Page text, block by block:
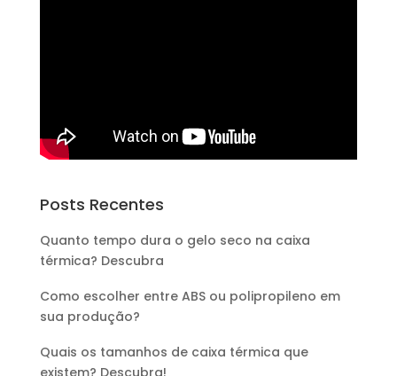
Posts Recentes
Quanto tempo dura o gelo seco na caixa
térmica? Descubra
Como escolher entre ABS ou polipropileno em
sua produção?
Quais os tamanhos de caixa térmica que